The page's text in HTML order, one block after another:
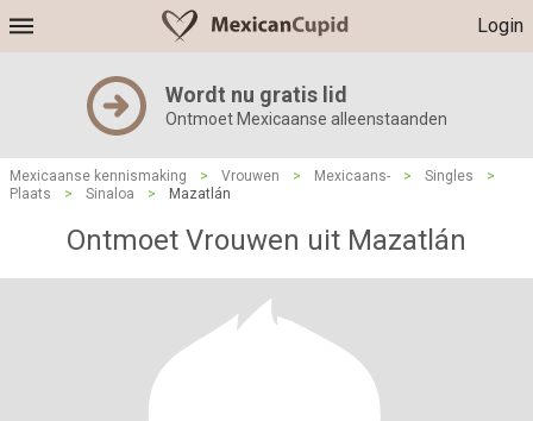
Login
Wordt nu gratis lid
Ontmoet Mexicaanse alleenstaanden
Mexicaanse kennismaking > Vrouwen > Mexicaans- > Singles
>
Plaats
> Sinaloa > Mazatlán
Ontmoet Vrouwen uit Mazatlán